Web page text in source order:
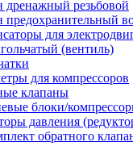
дренажный резьбовой
предохранительный
для
(вентиль)
для компрессоров
клапаны
блоки/
давления
обратного